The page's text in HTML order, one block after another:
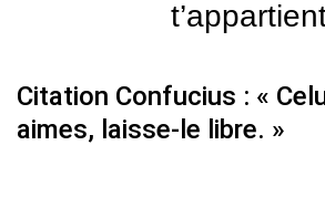
Citation Confucius : «
aimes, laisse-le libre. »